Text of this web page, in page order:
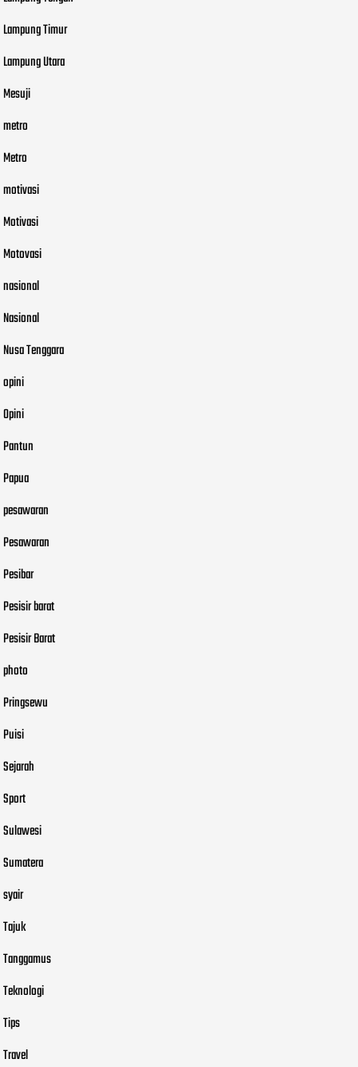
Lampung Timur
Lampung Utara
Mesuji
metro
Metro
motivasi
Motivasi
Motovasi
nasional
Nasional
Nusa Tenggara
opini
Opini
Pantun
Papua
pesawaran
Pesawaran
Pesibar
Pesisir barat
Pesisir Barat
photo
Pringsewu
Puisi
Sejarah
Sport
Sulawesi
Sumatera
syair
Tajuk
Tanggamus
Teknologi
Tips
Travel